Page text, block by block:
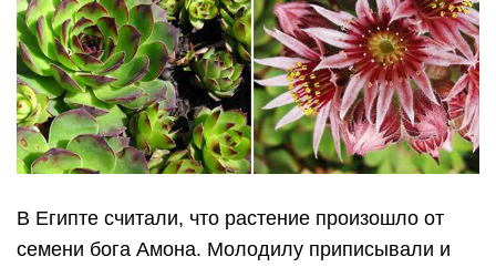
В Египте считали, что растение произошло от
семени бога Амона. Молодилу приписывали и